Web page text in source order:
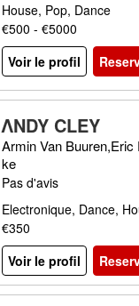
House, Pop, Dance
€500 - €5000
Voir le profil
ΛNDY CLEY
Armin Van
ke
Pas d'avis
Electronique, Dance,
€350
Voir le profil